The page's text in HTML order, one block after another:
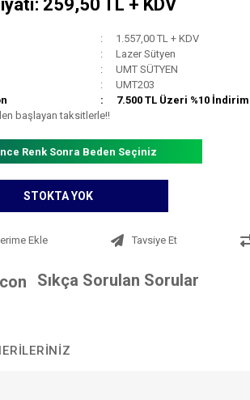
259,50 TL + KDV
1.557,00 TL + KDV
Lazer Sütyen
UMT SÜTYEN
UMT203
7.500 TL Üzeri %10
başlayan taksitlerle!!
Renk Sonra Beden Seçiniz
STOKTA YOK
Tavsiye Et
Sıkça Sorulan Sorular